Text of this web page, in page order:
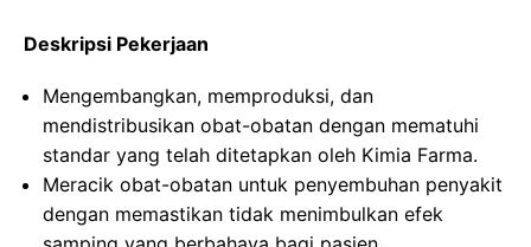
Deskripsi Pekerjaan
Mengembangkan, memproduksi, dan
mendistribusikan obat-obatan dengan mematuhi
standar yang telah ditetapkan oleh Kimia Farma.
Meracik obat-obatan untuk penyembuhan penyakit
dengan memastikan tidak menimbulkan efek